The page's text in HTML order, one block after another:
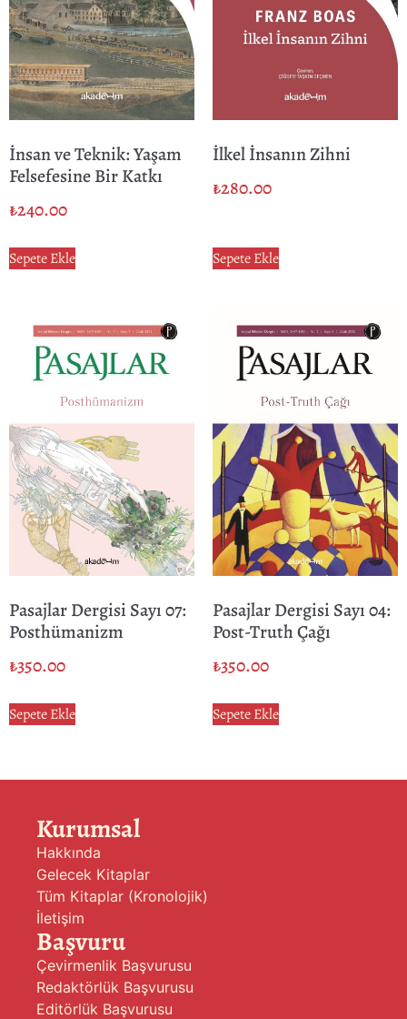
İnsan ve Teknik: Yaşam
Felsefesine Bir Katkı
₺240.00
Sepete Ekle
İlkel İnsanın Zihni
₺280.00
Sepete Ekle
Pasajlar Dergisi Sayı 07:
Posthümanizm
₺350.00
Sepete Ekle
Pasajlar Dergisi Sayı 04:
Post-Truth Çağı
₺350.00
Sepete Ekle
Kurumsal
Hakkında
Gelecek Kitaplar
Tüm Kitaplar (Kronolojik)
İletişim
Başvuru
Çevirmenlik Başvurusu
Redaktörlük Başvurusu
Editörlük Başvurusu